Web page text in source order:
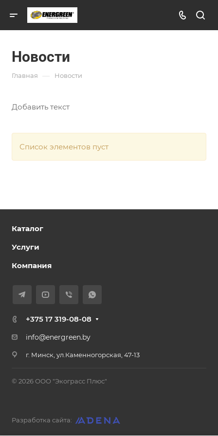
Новости
Главная — Новости
Добавить текст
Список элементов пуст
Каталог
Услуги
Компания
+375 17 319-08-08
info@energreen.by
г. Минск, ул.Каменногорская, 47-13
© 2026 ООО "Экограсс Плюс"
Разработка сайта: